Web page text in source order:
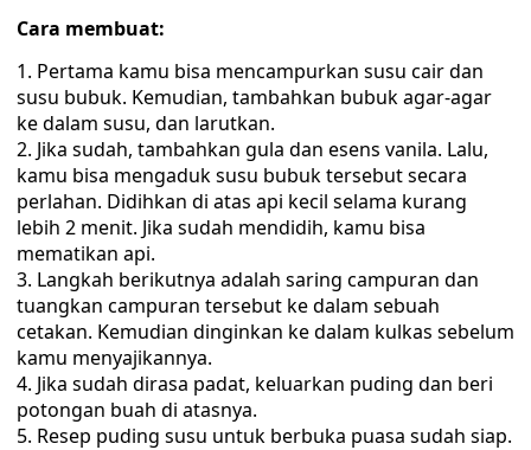
Cara membuat:
Pertama kamu bisa mencampurkan susu cair dan
susu bubuk. Kemudian, tambahkan bubuk agar-agar
ke dalam susu, dan larutkan.
Jika sudah, tambahkan gula dan esens vanila. Lalu,
kamu bisa mengaduk susu bubuk tersebut secara
perlahan. Didihkan di atas api kecil selama kurang
lebih 2 menit. Jika sudah mendidih, kamu bisa
mematikan api.
Langkah berikutnya adalah saring campuran dan
tuangkan campuran tersebut ke dalam sebuah
cetakan. Kemudian dinginkan ke dalam kulkas sebelum
kamu menyajikannya.
Jika sudah dirasa padat, keluarkan puding dan beri
potongan buah di atasnya.
Resep puding susu untuk berbuka puasa sudah siap.